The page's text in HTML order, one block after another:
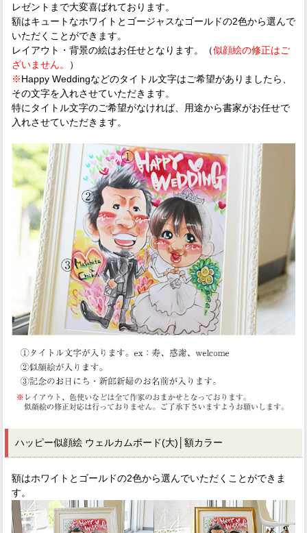
レゼントまで大変喜ばれております。
額はキュートなホワイトとゴージャスなゴールドの2色から選んで
いただくことができます。
レイアウト・背景の絵はお任せとなります。（似顔絵の修正はご
ざいません。
）
※Happy Weddingなどのタイトル文字はご希望がありましたら、
その文字を入れさせていただきます。
特にタイトル文字のご希望がなければ、用途から書家がお任せで
入れさせていただきます。
ハッピー似顔絵 ウェルカムボード(大)│額カラー
額はホワイトとゴールドの2色から選んでいただくことができま
す。